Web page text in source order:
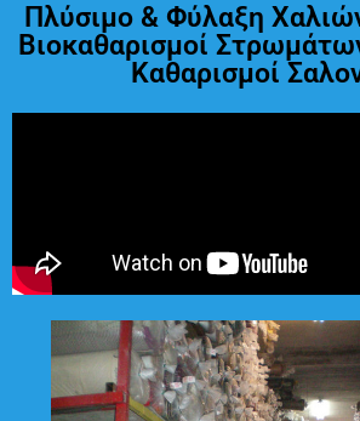
Πλύσιμο & Φύλαξη
Βιοκαθαρισμοί
Καθαρισμοί